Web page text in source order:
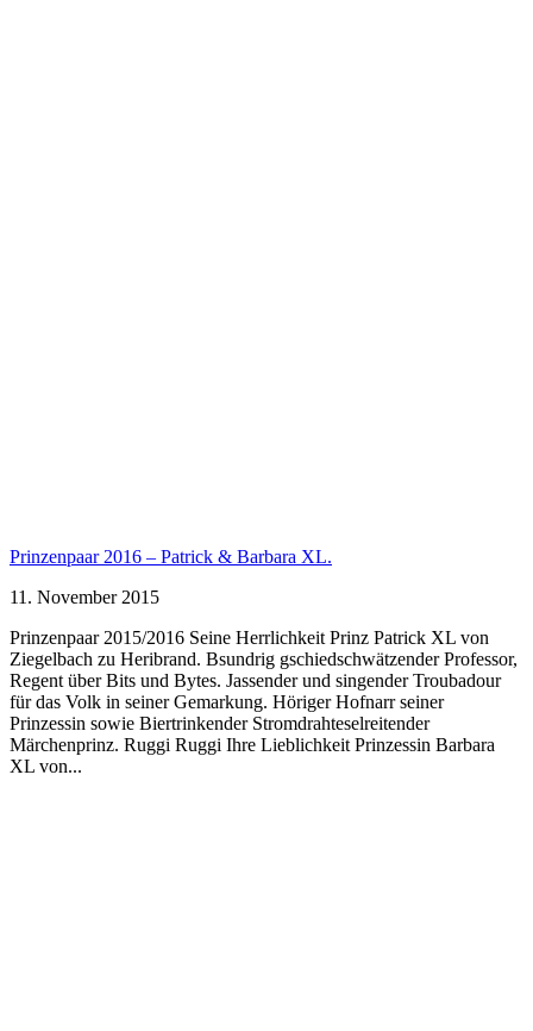
Prinzenpaar 2016 – Patrick & Barbara XL.
11. November 2015
Prinzenpaar 2015/2016 Seine Herrlichkeit Prinz Patrick XL von
Ziegelbach zu Heribrand. Bsundrig gschiedschwätzender Professor,
Regent über Bits und Bytes. Jassender und singender Troubadour
für das Volk in seiner Gemarkung. Höriger Hofnarr seiner
Prinzessin sowie Biertrinkender Stromdrahteselreitender
Märchenprinz. Ruggi Ruggi Ihre Lieblichkeit Prinzessin Barbara
XL von...